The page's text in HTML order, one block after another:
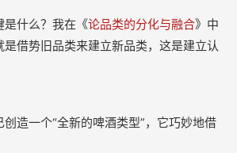
是什么？我在《论品类的分化与融合》中
借势旧品类来建立新品类，这是建立认
造一个“全新的啤酒类型”，它巧妙地借